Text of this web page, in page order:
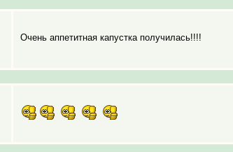
Очень аппетитная капустка получилась!!!!